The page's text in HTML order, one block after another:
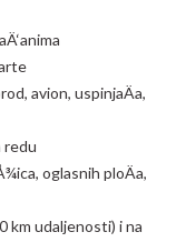
avion, uspinjaÄa,
redu
oglasnih ploÄa,
km udaljenosti) i na